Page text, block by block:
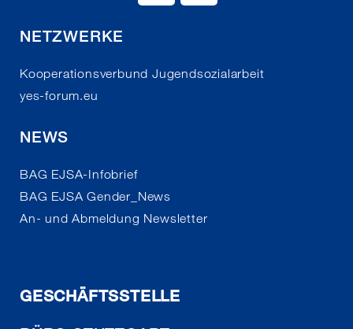
NETZWERKE
Kooperationsverbund Jugendsozialarbeit
yes-forum.eu
NEWS
BAG EJSA-Infobrief
BAG EJSA Gender_News
An- und Abmeldung Newsletter
GESCHÄFTSSTELLE